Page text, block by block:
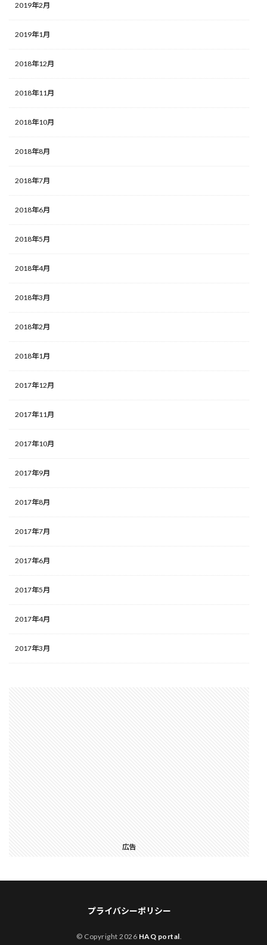
2019年2月
2019年1月
2018年12月
2018年11月
2018年10月
2018年8月
2018年7月
2018年6月
2018年5月
2018年4月
2018年3月
2018年2月
2018年1月
2017年12月
2017年11月
2017年10月
2017年9月
2017年8月
2017年7月
2017年6月
2017年5月
2017年4月
2017年3月
広告
プライバシーポリシー
© Copyright 2026 HAQ portal.